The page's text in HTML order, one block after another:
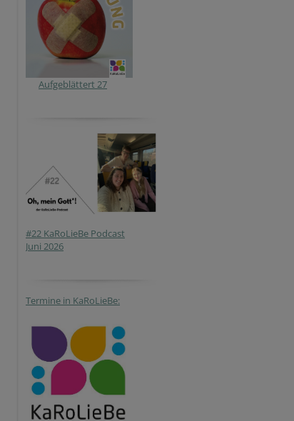
Aufgeblättert 27
#22 KaRoLieBe Podcast
Juni 2026
Termine in KaRoLieBe: